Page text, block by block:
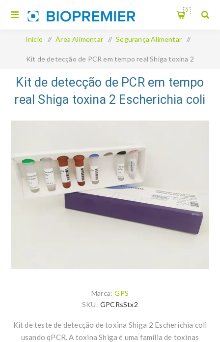
0
Início / Área Alimentar / Segurança Alimentar /
Kit de detecção de PCR em tempo real Shiga toxina 2
Escherichia coli
Kit de detecção de PCR em tempo
real Shiga toxina 2 Escherichia coli
Marca: GPS
SKU: GPCRsStx2
Kit de teste de detecção de toxina Shiga 2 Escherichia coli
usando qPCR. A toxina Shiga é uma família de toxinas